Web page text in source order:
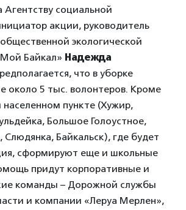
Агентству социальной
акции, руководитель
экологической
Байкал» Надежда
что в уборке
около 5 тыс. волонтеров. Кроме
населенном пункте (Хужир,
Большое Голоустное,
Слюдянка, Байкальск), где будет
сформируют еще и школьные
придут корпоративные и
команды – Дорожной службы
и компании «Леруа Мерлен»,